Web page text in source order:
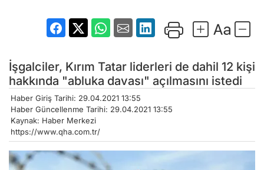
İşgalciler, Kırım Tatar liderleri de dahil 12 kişi
hakkında "abluka davası" açılmasını istedi
Haber Giriş Tarihi: 29.04.2021 13:55
Haber Güncellenme Tarihi: 29.04.2021 13:55
Kaynak: Haber Merkezi
https://www.qha.com.tr/